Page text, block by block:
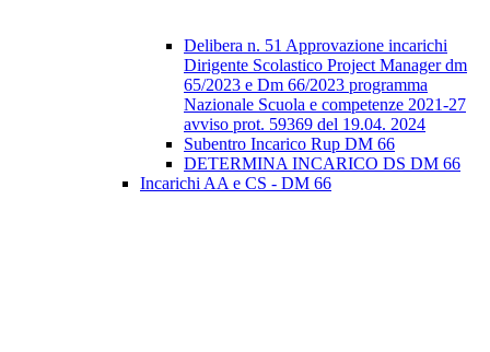
Delibera n. 51 Approvazione incarichi
Dirigente Scolastico Project Manager dm
65/2023 e Dm 66/2023 programma
Nazionale Scuola e competenze 2021-27
avviso prot. 59369 del 19.04. 2024
Subentro Incarico Rup DM 66
DETERMINA INCARICO DS DM 66
Incarichi AA e CS - DM 66